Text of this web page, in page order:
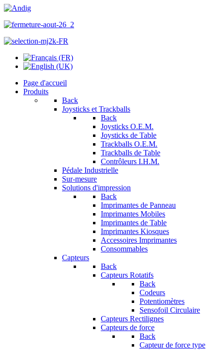
Page d'accueil
Produits
Back
Joysticks et Trackballs
Back
Joysticks O.E.M.
Joysticks de Table
Trackballs O.E.M.
Trackballs de Table
Contrôleurs I.H.M.
Pédale Industrielle
Sur-mesure
Solutions d'impression
Back
Imprimantes de Panneau
Imprimantes Mobiles
Imprimantes de Table
Imprimantes Kiosques
Accessoires Imprimantes
Consommables
Capteurs
Back
Capteurs Rotatifs
Back
Codeurs
Potentiomètres
Sensofoil Circulaire
Capteurs Rectilignes
Capteurs de force
Back
Capteur de force type